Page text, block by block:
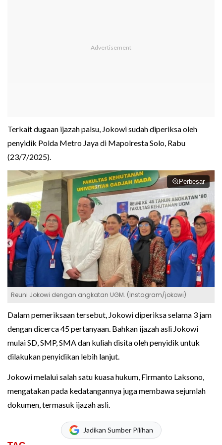
Terkait dugaan ijazah palsu, Jokowi sudah diperiksa oleh
penyidik Polda Metro Jaya di Mapolresta Solo, Rabu
(23/7/2025).
Perbesar
Reuni Jokowi dengan angkatan UGM. (Instagram/jokowi)
Dalam pemeriksaan tersebut, Jokowi diperiksa selama 3 jam
dengan dicerca 45 pertanyaan. Bahkan ijazah asli Jokowi
mulai SD, SMP, SMA dan kuliah disita oleh penyidik untuk
dilakukan penyidikan lebih lanjut.
Jokowi melalui salah satu kuasa hukum, Firmanto Laksono,
mengatakan pada kedatangannya juga membawa sejumlah
dokumen, termasuk ijazah asli.
Jadikan Sumber Pilihan